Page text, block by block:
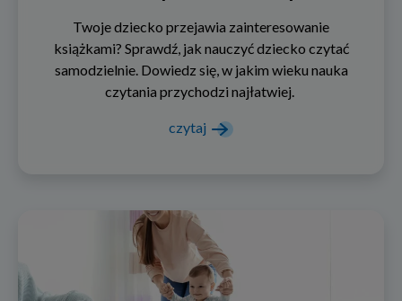
Twoje dziecko przejawia zainteresowanie
książkami? Sprawdź, jak nauczyć dziecko czytać
samodzielnie. Dowiedz się, w jakim wieku nauka
czytania przychodzi najłatwiej.
czytaj